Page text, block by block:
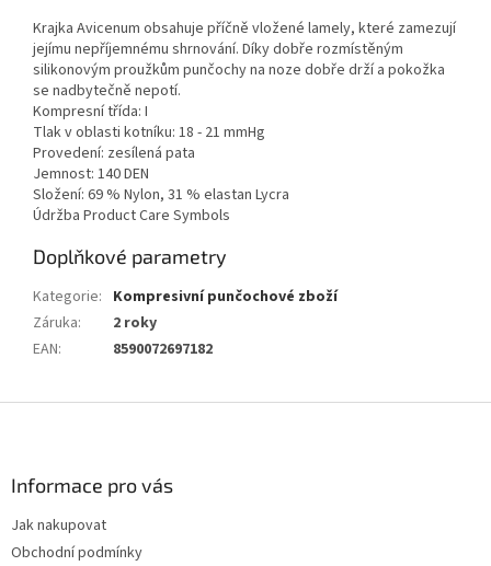
Krajka Avicenum obsahuje příčně vložené lamely, které zamezují
jejímu nepříjemnému shrnování. Díky dobře rozmístěným
silikonovým proužkům punčochy na noze dobře drží a pokožka
se nadbytečně nepotí.
Kompresní třída: I
Tlak v oblasti kotníku: 18 - 21 mmHg
Provedení: zesílená pata
Jemnost: 140 DEN
Složení: 69 % Nylon, 31 % elastan Lycra
Údržba Product Care Symbols
Doplňkové parametry
Kategorie: Kompresivní punčochové zboží
Záruka:
2 roky
EAN: 8590072697182
Informace pro vás
Jak nakupovat
Obchodní podmínky